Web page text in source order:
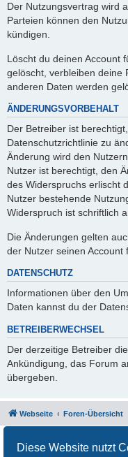
Diese Website nutzt
Der Nutzungsvertrag wird
Parteien können den
kündigen.
Löscht du deinen Account
gelöscht, verbleiben deine
anderen Daten werden
ÄNDERUNGSVORBEHALT
Der Betreiber ist
Datenschutzrichtlinie zu
Änderung wird den
Nutzer ist berechtigt, den
des Widerspruchs erlischt
Nutzer bestehende
Widerspruch ist schriftlich
Die Änderungen gelten
der Nutzer seinen Account
DATENSCHUTZ
Informationen über den
Daten kannst du der
BETREIBERWECHSEL
Der derzeitige Betreiber
Ankündigung, das Forum
übergeben.
Webseite Foren-Übersicht
Deutsche